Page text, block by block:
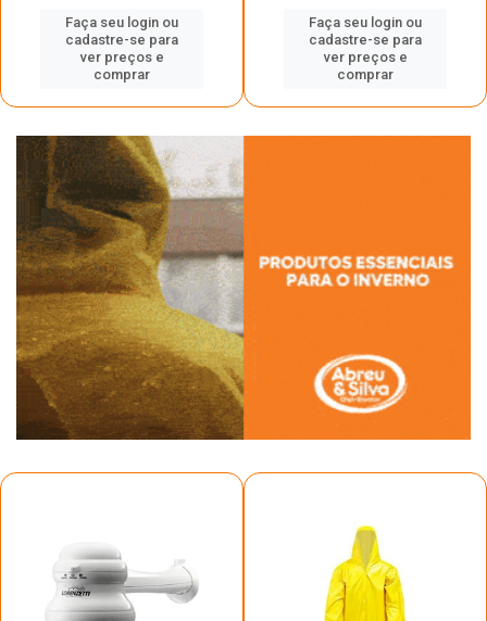
Faça seu login ou
cadastre-se para
ver preços e
comprar
Faça seu login ou
cadastre-se para
ver preços e
comprar